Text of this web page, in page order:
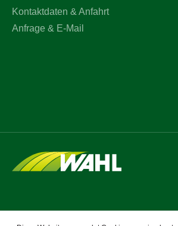
Kontaktdaten & Anfahrt
Anfrage & E-Mail